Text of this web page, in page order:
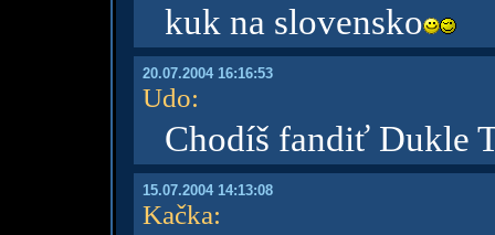
kuk na slovensko
20.07.2004 16:16:53
Udo:
Chodíš fandiť Dukle
15.07.2004 14:13:08
Kačka: